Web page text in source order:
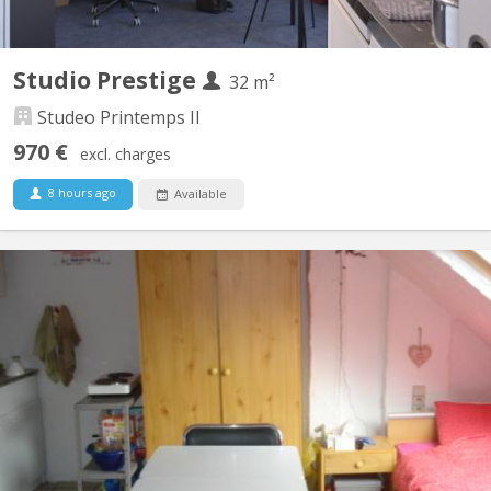
Studio Prestige
32 m²
Studeo Printemps II
970 € excl. charges
8 hours ago Available
BK 10511
Studio mansardé 2 pièces : coin cuisine et s. d. b. privés au 3ème
étage meublé pour 1 ETUDIANT ou ETUDIANTE ; proche de
l'institut Marie Haps , à proximité de la place F. Cocq, bus 71 vers
ULB, chaussée d'Ixelles, porte de Namur, gare du Luxembourg.
Ne peut pas servir de résidence principale,...